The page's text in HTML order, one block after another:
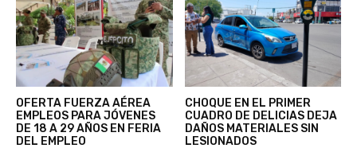
OFERTA FUERZA AÉREA
EMPLEOS PARA JÓVENES
DE 18 A 29 AÑOS EN FERIA
DEL EMPLEO
CHOQUE EN EL PRIMER
CUADRO DE DELICIAS DEJA
DAÑOS MATERIALES SIN
LESIONADOS